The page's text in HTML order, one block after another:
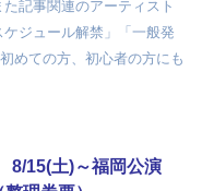
記事関連のアーティスト
ジュール解禁」「一般発
めての方、初心者の方にも
15(土)～福岡公演